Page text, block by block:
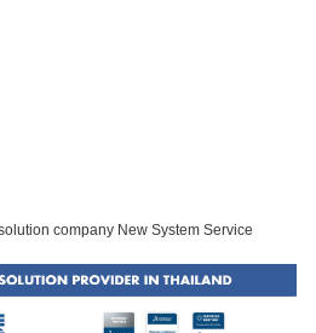
company New System Service